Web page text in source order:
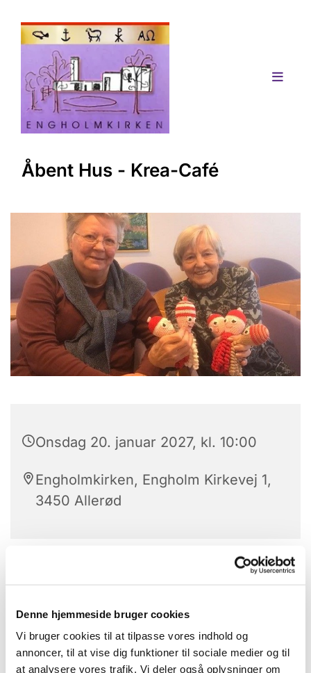
Denne hjemmeside bruger cookies
Vi bruger cookies til at tilpasse vores indhold og
annoncer, til at vise dig funktioner til sociale medier og til
at analysere vores trafik. Vi deler også oplysninger om
Åbent Hus - Krea-Café
Onsdag 20. januar 2027, kl. 10:00
Engholmkirken, Engholm Kirkevej 1,
3450 Allerød